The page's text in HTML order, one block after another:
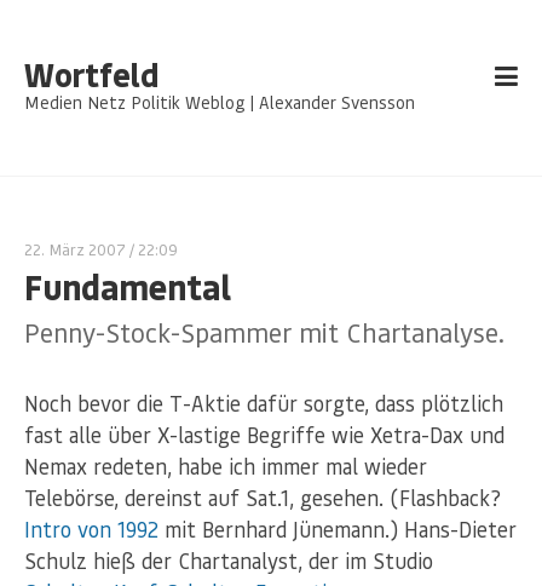
Wortfeld
Medien Netz Politik Weblog | Alexander Svensson
22. März 2007 / 22:09
Fundamental
Penny-Stock-Spammer mit Chartanalyse.
Noch bevor die T-Aktie dafür sorgte, dass plötzlich
fast alle über X-lastige Begriffe wie Xetra-Dax und
Nemax redeten, habe ich immer mal wieder
Telebörse, dereinst auf Sat.1, gesehen. (Flashback?
Intro von 1992 mit Bernhard Jünemann.) Hans-Dieter
Schulz hieß der Chartanalyst, der im Studio